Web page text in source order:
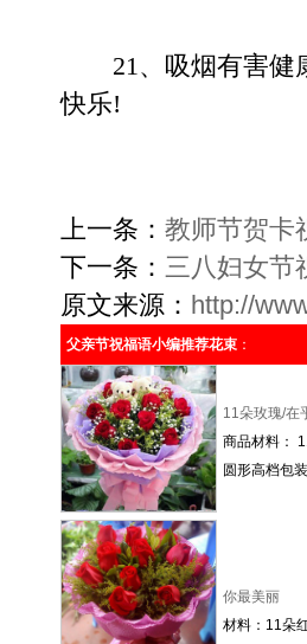
21、吸烟有害健康
快乐!
上一条： 教师节贺卡
下一条： 三八妇女节
原文来源： http://
父亲节祝福语小编推荐花束 ：
11朵玫瑰/在
商品材料：
圆形高档包
你最美丽
材料：11朵